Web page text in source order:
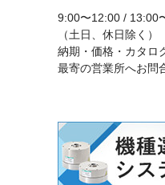
9:00〜12:00 / 13:00
（土日、休日除く）
納期・価格・カタロ
最寄の営業所へお問